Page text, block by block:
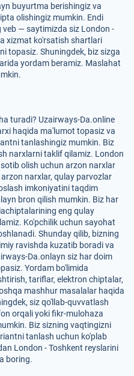
buyurtma berishingiz va
olishingiz mumkin. Endi
— saytimizda siz London -
xizmat ko'rsatish shartlari
topasiz. Shuningdek, biz sizga
yordam beramiz. Maslahat
turadi? Uzairways-Da.online
haqida ma'lumot topasiz va
tanlashingiz mumkin. Biz
narxlarni taklif qilamiz. London
olish uchun arzon narxlar
narxlar, qulay parvozlar
imkoniyatini taqdim
bron qilish mumkin. Biz har
eng qulay
Ko'pchilik uchun sayohat
Shunday qilib, bizning
ravishda kuzatib boradi va
Da.onlayn siz har doim
Yordam bo'limida
tariflar, elektron chiptalar,
mashhur masalalar haqida
siz qo'llab-quvvatlash
orqali yoki fikr-mulohaza
Biz sizning vaqtingizni
tanlash uchun ko'plab
London - Toshkent reyslarini
boring.